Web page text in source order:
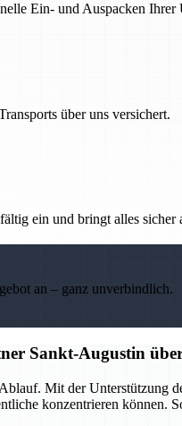
Ein- und Auspacken Ihrer
über uns versichert.
ein und bringt alles
an – ganz unverbindlich.
Sankt-Augustin
Mit der Unterstützung
konzentrieren können.